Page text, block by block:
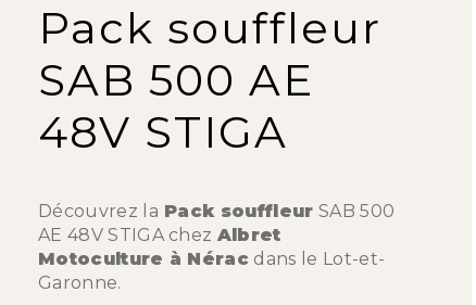
Pack souffleur
SAB 500 AE
48V STIGA
Découvrez la Pack souffleur SAB 500
AE 48V STIGA chez Albret
Motoculture à Nérac dans le Lot-et-
Garonne.